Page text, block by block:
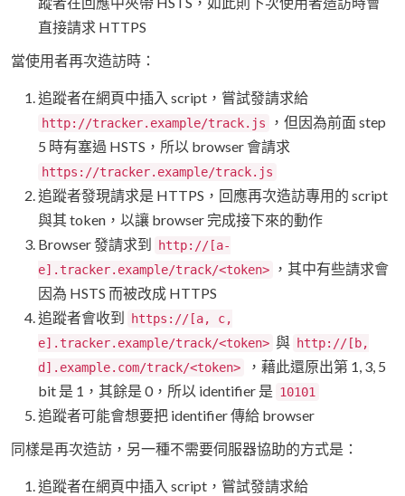
直接請求 HTTPS
當使用者再次造訪時：
追蹤者在網頁中插入 script，嘗試發請求給
http://tracker.example/track.js
，但因為前面 step
5 時有塞過 HSTS，所以 browser 會請求
https://tracker.example/track.js
追蹤者發現請求是 HTTPS，回應再次造訪專用的 script
與其 token，以讓 browser 完成接下來的動作
Browser 發請求到
http://[a-
e].tracker.example/track/<token>
，其中有些請求會
因為 HSTS 而被改成 HTTPS
追蹤者會收到
https://[a, c,
e].tracker.example/track/<token> 與 http://[b,
d].example.com/track/<token>
，藉此還原出第 1, 3, 5
bit 是 1，其餘是 0，所以 identifier 是 10101
追蹤者可能會想要把 identifier 傳給 browser
同樣是再次造訪，另一種不需要伺服器協助的方式是：
追蹤者在網頁中插入 script，嘗試發請求給